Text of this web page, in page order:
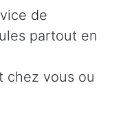
de
partout en
chez vous ou